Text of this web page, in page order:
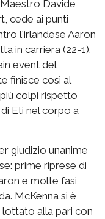
Davide
cede ai punti
l'irlandese Aaron
in carriera (22-1).
event del
finisce così al
colpi rispetto
Eti nel corpo a
giudizio unanime
prime riprese di
e molte fasi
McKenna si è
lottato alla pari con